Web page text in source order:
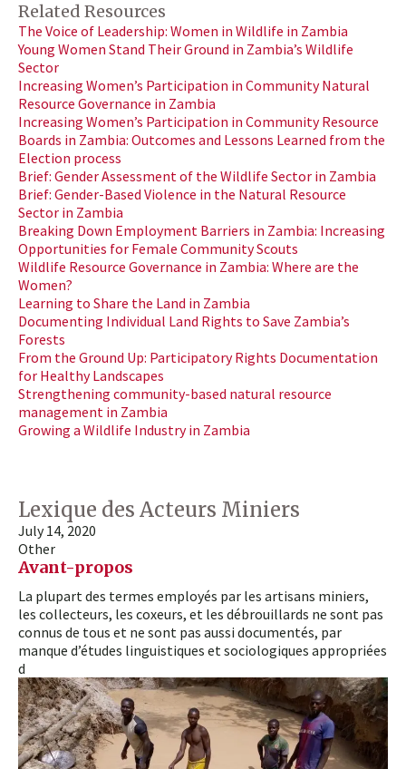
Related Resources
The Voice of Leadership: Women in Wildlife in Zambia
Young Women Stand Their Ground in Zambia’s Wildlife
Sector
Increasing Women’s Participation in Community Natural
Resource Governance in Zambia
Increasing Women’s Participation in Community Resource
Boards in Zambia: Outcomes and Lessons Learned from the
Election process
Brief: Gender Assessment of the Wildlife Sector in Zambia
Brief: Gender-Based Violence in the Natural Resource
Sector in Zambia
Breaking Down Employment Barriers in Zambia: Increasing
Opportunities for Female Community Scouts
Wildlife Resource Governance in Zambia: Where are the
Women?
Learning to Share the Land in Zambia
Documenting Individual Land Rights to Save Zambia’s
Forests
From the Ground Up: Participatory Rights Documentation
for Healthy Landscapes
Strengthening community-based natural resource
management in Zambia
Growing a Wildlife Industry in Zambia
Lexique des Acteurs Miniers
July 14, 2020
Other
Avant-propos
La plupart des termes employés par les artisans miniers,
les collecteurs, les coxeurs, et les débrouillards ne sont pas
connus de tous et ne sont pas aussi documentés, par
manque d’études linguistiques et sociologiques appropriées
d